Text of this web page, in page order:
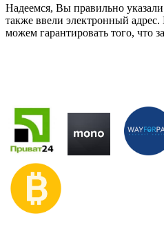
Надеемся, Вы правильно указали
также ввели электронный
можем гарантировать того, что